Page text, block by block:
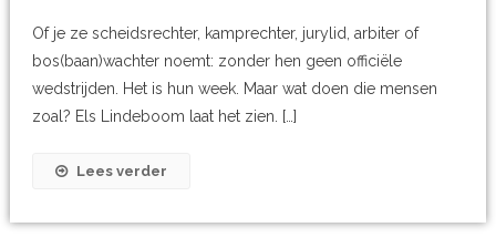
Of je ze scheidsrechter, kamprechter, jurylid, arbiter of
bos(baan)wachter noemt: zonder hen geen officiële
wedstrijden. Het is hun week. Maar wat doen die mensen
zoal? Els Lindeboom laat het zien. […]
Lees verder